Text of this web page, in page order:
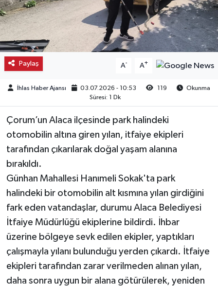
Paylaş A- A+
İhlas Haber Ajansı 03.07.2026 - 10:53 119
Okunma
Süresi: 1 Dk
Çorum’un Alaca ilçesinde park halindeki
otomobilin altına giren yılan, itfaiye ekipleri
tarafından çıkarılarak doğal yaşam alanına
bırakıldı.
Günhan Mahallesi Hanımeli Sokak'ta park
halindeki bir otomobilin alt kısmına yılan girdiğini
fark eden vatandaşlar, durumu Alaca Belediyesi
İtfaiye Müdürlüğü ekiplerine bildirdi. İhbar
üzerine bölgeye sevk edilen ekipler, yaptıkları
çalışmayla yılanı bulunduğu yerden çıkardı. İtfaiye
ekipleri tarafından zarar verilmeden alınan yılan,
daha sonra uygun bir alana götürülerek, yeniden
Kargı
Laçin
Mecitözü
Oğuzlar
Ortaköy
Sungurlu
Uğurludağ